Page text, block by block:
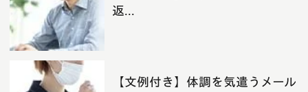
返...
【文例付き】体調を気遣うメール